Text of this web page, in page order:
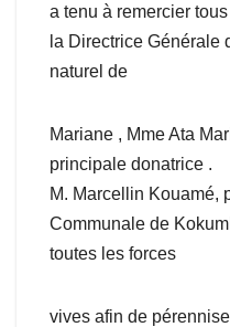
a tenu à remercier
la Directrice Générale
naturel de
Mariane , Mme Ata
principale donatrice .
M. Marcellin Kouamé,
Communale de
toutes les forces
vives afin de